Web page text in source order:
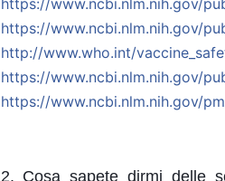
https://www.ncbi.nlm.nih.gov/
http://www.who.int/
https://www.ncbi.nlm.nih.gov/
https://www.ncbi.nlm.nih.gov/
2. Cosa sapete dirmi delle